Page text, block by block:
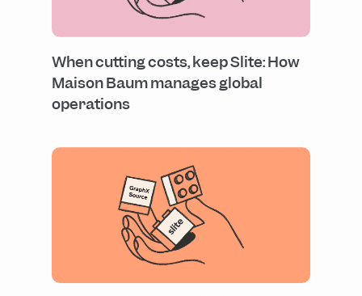
When cutting costs, keep Slite: How
Maison Baum manages global
operations